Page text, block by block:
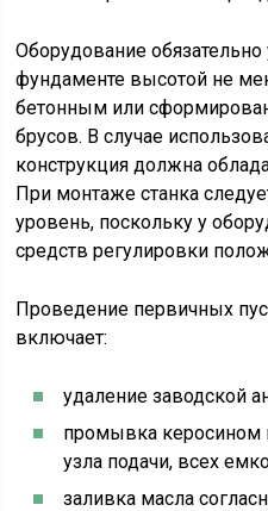
Оборудование обязательно
фундаменте высотой не
бетонным или
брусов. В случае
конструкция должна
При монтаже станка
уровень, поскольку у
средств регулировки
Проведение первичных
включает:
удаление заводской
промывка керосином
узла подачи, всех
заливка масла